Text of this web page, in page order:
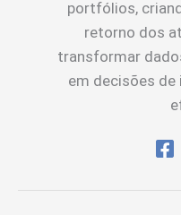
portfólios,
retorno dos
transformar
em decisões